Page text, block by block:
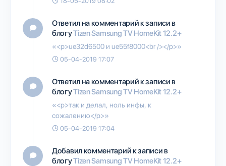
Ответил на комментарий к записи в
блогуTizen Samsung TV HomeKit 12.2+
«<p>ue32d6500 и ue55f8000<br /></p>»
05-04-2019 17:07
Ответил на комментарий к записи в
блогуTizen Samsung TV HomeKit 12.2+
«<p>так и делал, ноль инфы, к
сожалению</p>»
05-04-2019 17:04
Добавил комментарий к записи в
блогуTizen Samsung TV HomeKit 12.2+